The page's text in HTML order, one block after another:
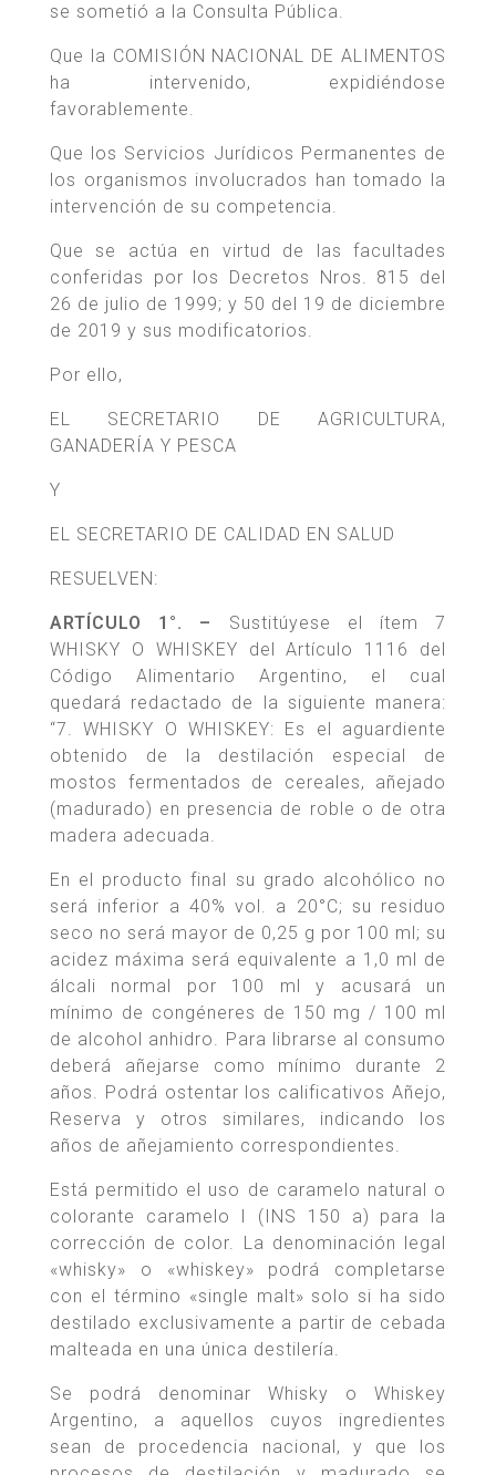
se sometió a la Consulta Pública.
Que la COMISIÓN NACIONAL DE ALIMENTOS
ha intervenido, expidiéndose
favorablemente.
Que los Servicios Jurídicos Permanentes de
los organismos involucrados han tomado la
intervención de su competencia.
Que se actúa en virtud de las facultades
conferidas por los Decretos Nros. 815 del
26 de julio de 1999; y 50 del 19 de diciembre
de 2019 y sus modificatorios.
Por ello,
EL SECRETARIO DE AGRICULTURA,
GANADERÍA Y PESCA
Y
EL SECRETARIO DE CALIDAD EN SALUD
RESUELVEN:
ARTÍCULO 1°. –
Sustitúyese el ítem 7
WHISKY O WHISKEY del Artículo 1116 del
Código Alimentario Argentino, el cual
quedará redactado de la siguiente manera:
“7. WHISKY O WHISKEY: Es el aguardiente
obtenido de la destilación especial de
mostos fermentados de cereales, añejado
(madurado) en presencia de roble o de otra
madera adecuada.
En el producto final su grado alcohólico no
será inferior a 40% vol. a 20°C; su residuo
seco no será mayor de 0,25 g por 100 ml; su
acidez máxima será equivalente a 1,0 ml de
álcali normal por 100 ml y acusará un
mínimo de congéneres de 150 mg / 100 ml
de alcohol anhidro. Para librarse al consumo
deberá añejarse como mínimo durante 2
años. Podrá ostentar los calificativos Añejo,
Reserva y otros similares, indicando los
años de añejamiento correspondientes.
Está permitido el uso de caramelo natural o
colorante caramelo I (INS 150 a) para la
corrección de color. La denominación legal
«whisky» o «whiskey» podrá completarse
con el término «single malt» solo si ha sido
destilado exclusivamente a partir de cebada
malteada en una única destilería.
Se podrá denominar Whisky o Whiskey
Argentino, a aquellos cuyos ingredientes
sean de procedencia nacional, y que los